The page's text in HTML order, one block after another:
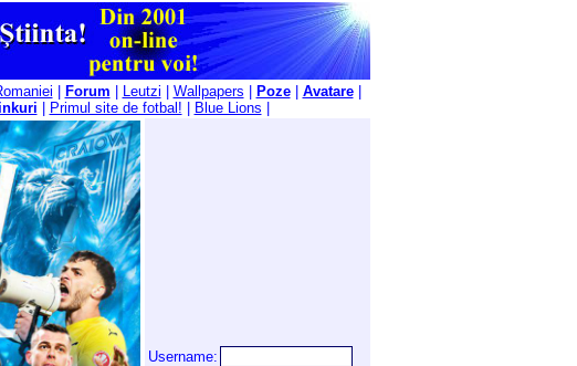
Forum Leutzi Wallpapers Poze| Avatare|
Primul site de fotbal! Blue Lions
Username: